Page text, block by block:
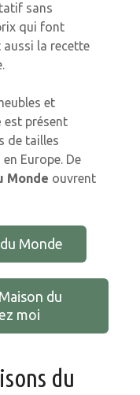
sans
qui font
aussi la recette
et
est présent
de tailles
Europe. De
Monde ouvrent
Monde
du
moi
du